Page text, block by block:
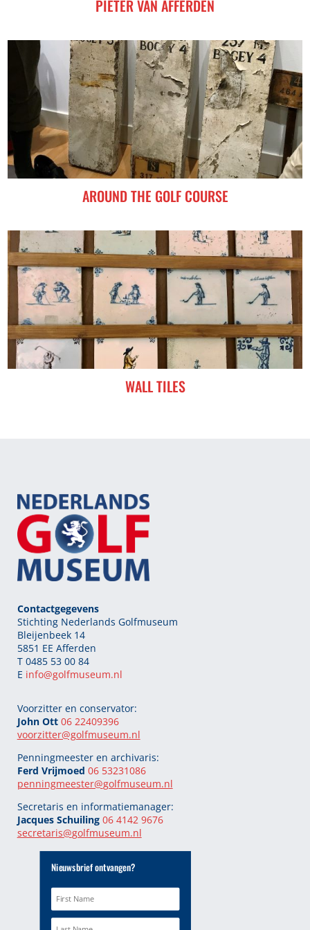
PIETER VAN AFFERDEN
AROUND THE GOLF COURSE
WALL TILES
Contactgegevens
Stichting Nederlands Golfmuseum
Bleijenbeek 14
5851 EE Afferden
T 0485 53 00 84
E info@golfmuseum.nl
Voorzitter en conservator:
John Ott 06 22409396
voorzitter@golfmuseum.nl
Penningmeester en archivaris:
Ferd Vrijmoed 06 53231086
penningmeester@golfmuseum.nl
Secretaris en informatiemanager:
Jacques Schuiling 06 4142 9676
secretaris@golfmuseum.nl
Nieuwsbrief ontvangen?